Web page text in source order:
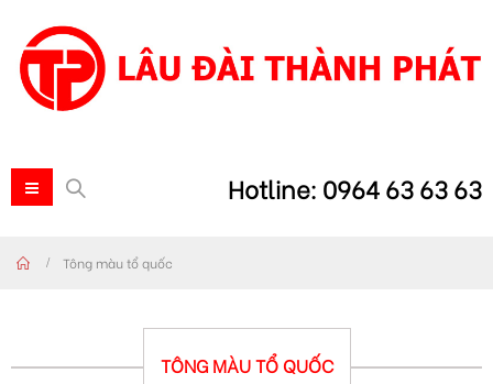
Hotline: 0964 63 63 63
Tông màu tổ quốc
TÔNG MÀU TỔ QUỐC